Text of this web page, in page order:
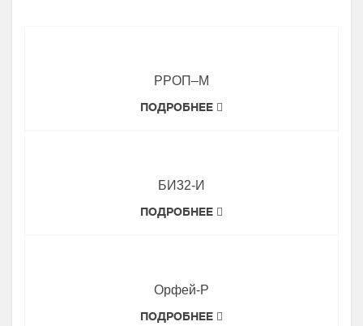
РРОП–М
ПОДРОБНЕЕ
БИ32-И
ПОДРОБНЕЕ
Орфей-Р
ПОДРОБНЕЕ